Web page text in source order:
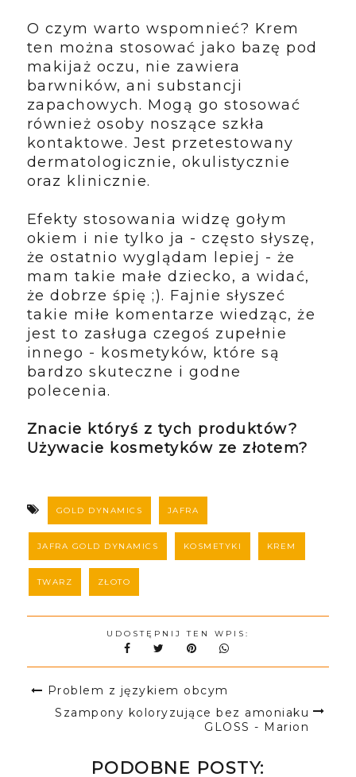
O czym warto wspomnieć? Krem
ten można stosować jako bazę pod
makijaż oczu, nie zawiera
barwników, ani substancji
zapachowych. Mogą go stosować
również osoby noszące szkła
kontaktowe. Jest przetestowany
dermatologicznie, okulistycznie
oraz klinicznie.
Efekty stosowania widzę gołym
okiem i nie tylko ja - często słyszę,
że ostatnio wyglądam lepiej - że
mam takie małe dziecko, a widać,
że dobrze śpię ;). Fajnie słyszeć
takie miłe komentarze wiedząc, że
jest to zasługa czegoś zupełnie
innego - kosmetyków, które są
bardzo skuteczne i godne
polecenia.
Znacie któryś z tych produktów?
Używacie kosmetyków ze złotem?
GOLD DYNAMICS JAFRA
JAFRA GOLD DYNAMICS KOSMETYKI KREM
TWARZ ZŁOTO
UDOSTĘPNIJ TEN WPIS:
Problem z językiem obcym
Szampony koloryzujące bez amoniaku
GLOSS - Marion
PODOBNE POSTY: